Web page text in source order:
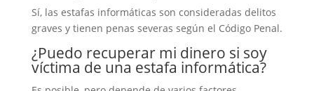
Sí, las estafas informáticas son consideradas delitos
graves y tienen penas severas según el Código Penal.
¿Puedo recuperar mi dinero si soy
víctima de una estafa informática?